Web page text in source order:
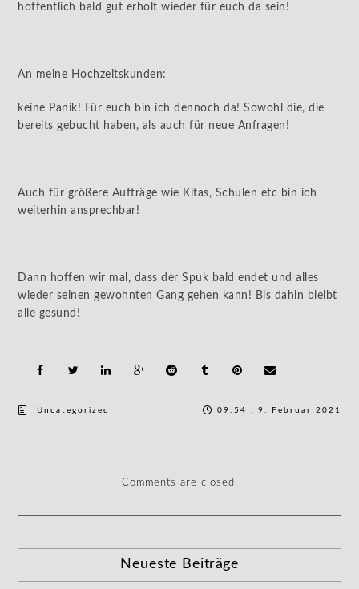
hoffentlich bald gut erholt wieder für euch da sein!
An meine Hochzeitskunden:
keine Panik! Für euch bin ich dennoch da! Sowohl die, die
bereits gebucht haben, als auch für neue Anfragen!
Auch für größere Aufträge wie Kitas, Schulen etc bin ich
weiterhin ansprechbar!
Dann hoffen wir mal, dass der Spuk bald endet und alles
wieder seinen gewohnten Gang gehen kann! Bis dahin bleibt
alle gesund!
Uncategorized 09:54 , 9. Februar 2021
Comments are closed.
Neueste Beiträge